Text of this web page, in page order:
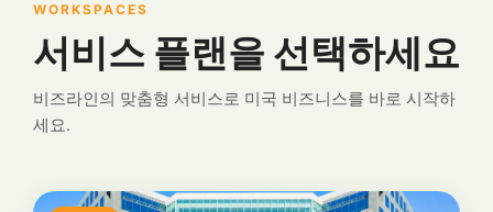
WORKSPACES
서비스 플랜을 선택하세요
비즈라인의 맞춤형 서비스로 미국 비즈니스를 바로 시작하
세요.